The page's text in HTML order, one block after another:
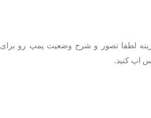
لطفا تصور و شرح وضعیت پمپ رو برای